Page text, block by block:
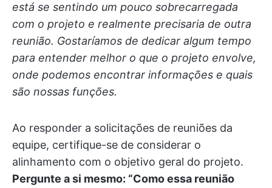
está se sentindo um pouco sobrecarregada
com o projeto e realmente precisaria de outra
reunião. Gostaríamos de dedicar algum tempo
para entender melhor o que o projeto envolve,
onde podemos encontrar informações e quais
são nossas funções.
Ao responder a solicitações de reuniões da
equipe, certifique-se de considerar o
alinhamento com o objetivo geral do projeto.
Pergunte a si mesmo: “Como essa reunião